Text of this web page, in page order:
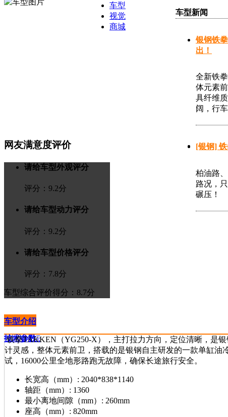
车型
视觉
商城
车型新闻
银钢铁
出！
全新铁
体元素
具纤维
阔，行
[银钢]
柏油路
路况，
碾压！
网友满意度评价
请给车型外观评分
评分： 9.2分
请给车型动力评分
评分： 9.2分
请给车型价格评分
评分： 7.8分
车型综合评价得分：8.7分
车型介绍
技术参数
>进入论坛
铁拳TAKKEN（YG250-X），主打拉力方向，定位清晰，是
计灵感，整体元素前卫，搭载的是银钢自主研发的一款单缸
试，16000公里全地形路跑无故障，确保长途旅行安全。
长宽高（mm）: 2040*838*1140
轴距（mm）: 1360
最小离地间隙（mm）: 260mm
座高（mm）: 820mm